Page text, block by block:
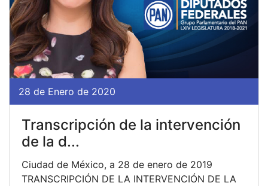
28 de Enero de 2020
Transcripción de la intervención
de la d...
Ciudad de México, a 28 de enero de 2019
TRANSCRIPCIÓN DE LA INTERVENCIÓN DE LA